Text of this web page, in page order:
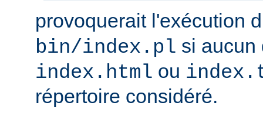
provoquerait l'exécution
bin/index.pl si aucun
index.html ou
répertoire considéré.